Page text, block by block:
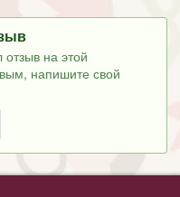
на этой
напишите свой